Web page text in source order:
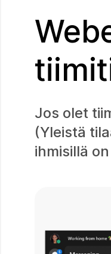
Jos olet
(Yleistä
ihmisillä